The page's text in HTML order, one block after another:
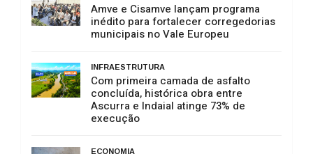
Amve e Cisamve lançam programa
inédito para fortalecer corregedorias
municipais no Vale Europeu
INFRAESTRUTURA
Com primeira camada de asfalto
concluída, histórica obra entre
Ascurra e Indaial atinge 73% de
execução
ECONOMIA